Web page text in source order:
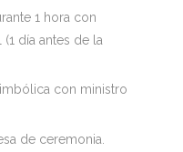
1 hora con
día antes de la
con ministro
de ceremonia.